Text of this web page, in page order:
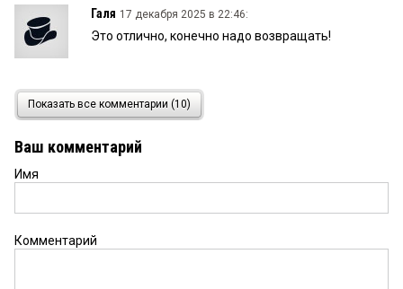
Галя 17 декабря 2025 в 22:46:
Это отлично, конечно надо возвращать!
17 декабря 2025 в 22:45:
ништяк! вообще красавчик — каждый раз
Диана 17 декабря 2025 в 21:09:
интересно
Показать все комментарии (10)
Ваш комментарий
Имя
Комментарий